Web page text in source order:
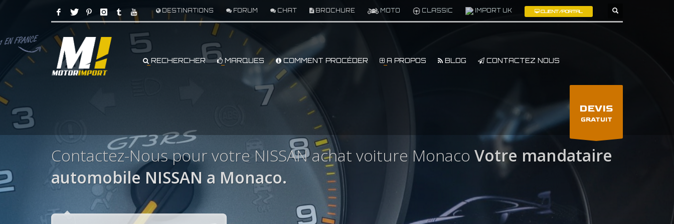
DESTINATIONS FORUM CHAT BROCHURE MOTO CLASSIC IMPORT UK CLIENT/PORTAL
RECHERCHER MARQUES COMMENT PROCÉDER A PROPOS BLOG CONTACTEZ NOUS
DEVIS
GRATUIT
Contactez-Nous pour votre NISSAN achat voiture Monaco Votre mandataire
automobile NISSAN a Monaco.